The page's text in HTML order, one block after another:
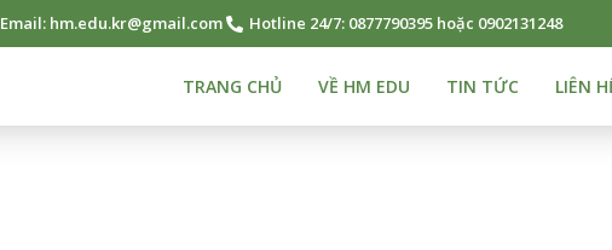
Email: hm.edu.kr@gmail.com Hotline 24/7: 0877790395 hoặc 0902131248
TRANG CHỦ VỀ HM EDU TIN TỨC LIÊN